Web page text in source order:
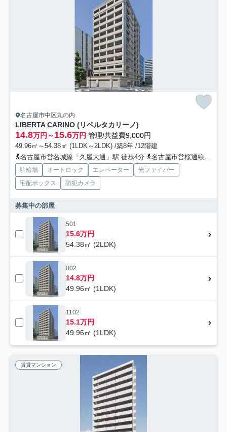
名古屋市中区丸の内
LIBERTA CARINO (リベルタカリーノ)
14.8万円～15.6万円 管理/共益費9,000円
49.96㎡～54.38㎡ (1LDK～2LDK) /築8年 /12階建
名古屋市営名城線「久屋大通」駅 徒歩4分
名古屋市営桜通線「丸の内」駅 徒歩7分
駐輪場 オートロック エレベーター
光ファイバー
宅配ボックス
防犯カメラ
募集中の部屋
501
15.6万円
54.38㎡ (2LDK)
802
14.8万円
49.96㎡ (1LDK)
1102
15.1万円
49.96㎡ (1LDK)
賃貸マンション